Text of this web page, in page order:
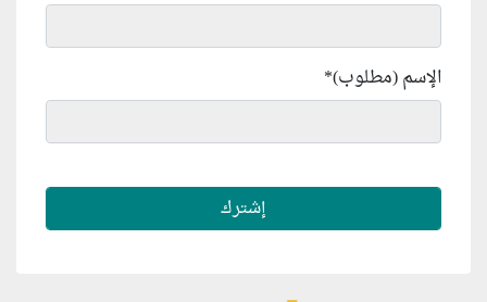
الإسم (مطلوب)*